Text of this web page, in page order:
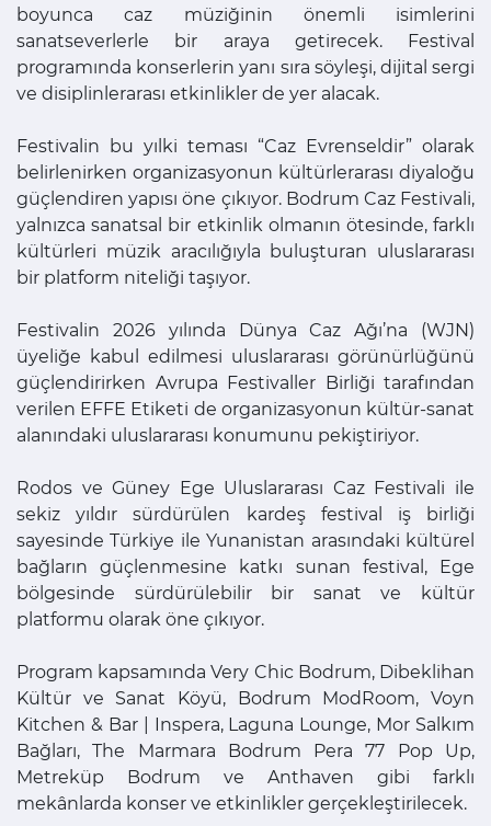
boyunca caz müziğinin önemli isimlerini
sanatseverlerle bir araya getirecek. Festival
programında konserlerin yanı sıra söyleşi, dijital sergi
ve disiplinlerarası etkinlikler de yer alacak.
Festivalin bu yılki teması “Caz Evrenseldir” olarak
belirlenirken organizasyonun kültürlerarası diyaloğu
güçlendiren yapısı öne çıkıyor. Bodrum Caz Festivali,
yalnızca sanatsal bir etkinlik olmanın ötesinde, farklı
kültürleri müzik aracılığıyla buluşturan uluslararası
bir platform niteliği taşıyor.
Festivalin 2026 yılında Dünya Caz Ağı’na (WJN)
üyeliğe kabul edilmesi uluslararası görünürlüğünü
güçlendirirken Avrupa Festivaller Birliği tarafından
verilen EFFE Etiketi de organizasyonun kültür-sanat
alanındaki uluslararası konumunu pekiştiriyor.
Rodos ve Güney Ege Uluslararası Caz Festivali ile
sekiz yıldır sürdürülen kardeş festival iş birliği
sayesinde Türkiye ile Yunanistan arasındaki kültürel
bağların güçlenmesine katkı sunan festival, Ege
bölgesinde sürdürülebilir bir sanat ve kültür
platformu olarak öne çıkıyor.
Program kapsamında Very Chic Bodrum, Dibeklihan
Kültür ve Sanat Köyü, Bodrum ModRoom, Voyn
Kitchen & Bar | Inspera, Laguna Lounge, Mor Salkım
Bağları, The Marmara Bodrum Pera 77 Pop Up,
Metreküp Bodrum ve Anthaven gibi farklı
mekânlarda konser ve etkinlikler gerçekleştirilecek.